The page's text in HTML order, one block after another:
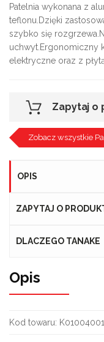
Patelnia wykonana z
teflonu.Dzięki
szybko się
uchwyt.Ergonomiczny
elektryczne oraz z
Zapytaj o
Zobacz wszystkie
OPIS
ZAPYTAJ O
DLACZEGO TANAKE
Opis
Kod towaru: K01004001